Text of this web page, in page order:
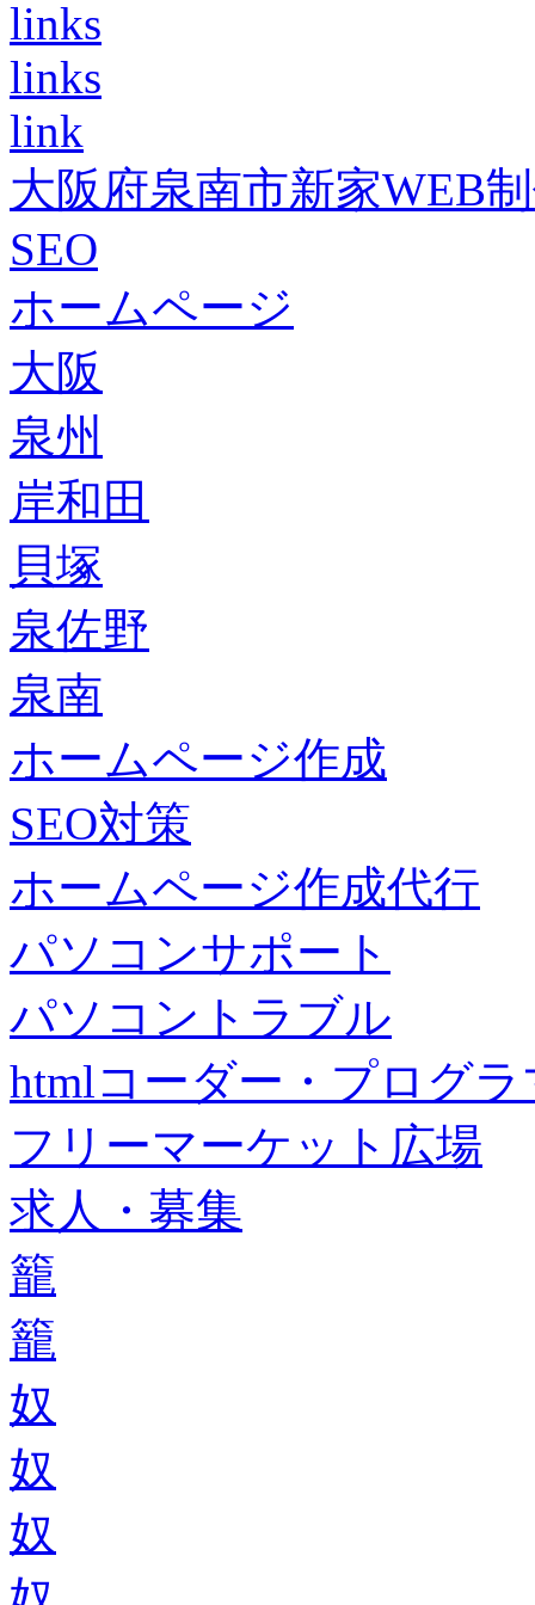
links
links
link
大阪府泉南市新家WEB
SEO
ホームページ
大阪
泉州
岸和田
貝塚
泉佐野
泉南
ホームページ作成
SEO対策
ホームページ作成代行
パソコンサポート
パソコントラブル
htmlコーダー・プログラ
フリーマーケット広場
求人・募集
籠
籠
奴
奴
奴